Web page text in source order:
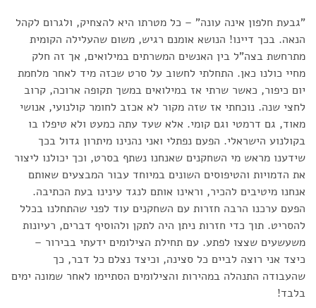
"גבעת חלפון אינה עונה" – כל מטרתו היא להצחיק, ולגרום לקהל
הנאה. בכך דיינו! הנושא אומנם רגיש, משום שהעלילה הקומית
מתרחשת בצה"ל בין האנשים המשרתים במילואים, אך זה חלק
מחיי כולנו כאן. התחלתי לחשוב על סרט שכזה מיד לאחר מלחמת
יום כיפור, כאשר שרתי אז במילואים במשך תקופה ארוכה, קרוב
לחצי שנה. נוכחתי אז שזה מקור לא אכזב לחומר קולנועי, אנושי
מאוד, גם דרמטי וגם קומי. אלא שעד עתה כמעט ולא טיפלו בו
בקולנוע הישראלי. הפעם נפתלי ואני נהנינו מיתרון גדול בכך
שידענו מראש מי השחקנים שאנחנו נשתף בסרט, וכך יכולנו ליצור
את הדמויות והטיפוסים השונים במיוחד עבור המבצעים שאותם
אנחנו מיטיבים להכיר, וראינו אותם לנגד עינינו בעת הכתיבה.
הפעם ערכנו הרבה חזרות עם השחקנים עוד לפני שהתחלנו בכלל
להסריט. תוך כדי חזרות ניתן היה לתקן ולהוסיף דברים, רעיונות
משעשעים שצצו לפתע. עם תחילת הצילומים ידעתי בבירור –
כיצד אני רוצה לביים כל סצינה, וכיצד נצלם כל דבר, כך
שהעבודה התנהלה במהירות והצילומים הסתיימו לאחר שמונה ימים
בלבד!